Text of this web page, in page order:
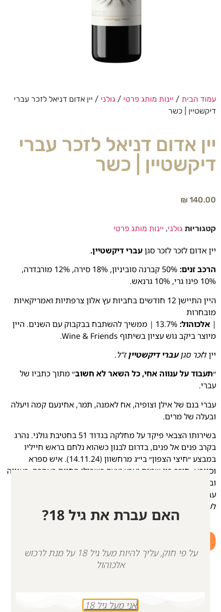
עמוד הבית / יינות מותג פרטי / גולני / יין אדום דניאל לזכר עברי
דיקשטיין | כשר
יין אדום דניאל לזכר עברי
דיקשטיין | כשר
₪ 140.00
קטגוריות גולני, יינות מותג פרטי
יין אדום לזכר לזכר סגןעברי דיקשטיין.
הרכב זנים:
50% קברנה סוביניון, 18% סירה, 12% מורבדרה,
10% פינו גרי, 10% גרנאש.
היין התיישן 12 חודשים בחביות עץ אלון צרפתיות ואמריקאיות
מובחרות
| אלכוהול:
13.7% | ממשיך להשתבח בבקבוק עם השנים. היין
מיוצר ביקב גוש עציון בשיתוף Wine & Friends.
יין לזכר סגןעברי דיקשטייןז"ל.
״תעבוד על ענווה אחי, כל השאר לא חשוב״ מתוך כתביו של
עברי.
עברי בנם של אילן וצופיה, אח לאמנה, תמר, אחינעם קמה ויעלה
ובעלה של מרים.
בשירותו הצבאי פיקד על מחלקה בגדוד 51 בחטיבת גולני. נהרג
בקרב פנים אל פנים, בדרום לבנון כשהוא נלחם בראש חייליו
במבצע ״חיצי הצפון״ בי״ג מרחשוון (14.11.24). איש ספרא
וסייפא. חיבר בין שמים וארץ וצעד בשבילי החיים באהבה, בענווה
ובעוז.
עברי השאיר אחריו כתבי יד רבים, כתבים אלו פתחו לנו צוהר
לעולמו ועמלו הפנימי.
הוספה לסל
האם עברת את גיל 18?
על פי חוק, עליך להיות מעל גיל 18 על מנת לרכוש
אלכוהול
אני מעל גיל 18